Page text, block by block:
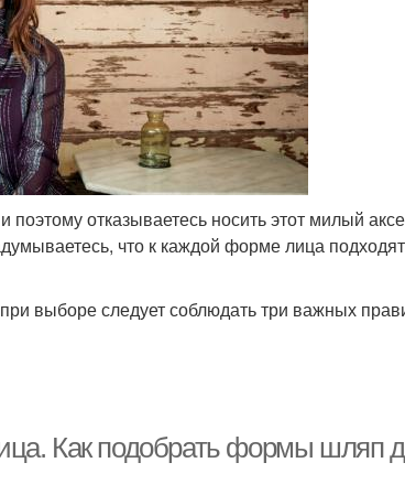
отказываетесь носить этот милый
что к каждой форме лица подходят
выборе следует соблюдать три важных
Как подобрать формы шляп